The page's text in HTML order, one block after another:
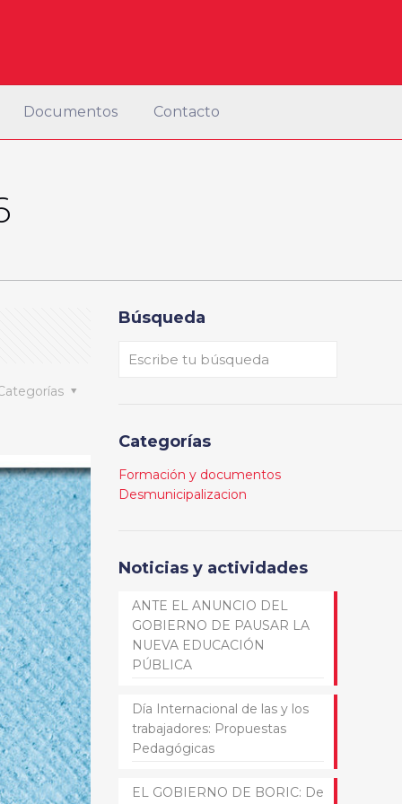
Documentos Contacto
Búsqueda
Categorías
Formación y documentos
Desmunicipalizacion
Noticias y actividades
ANTE EL ANUNCIO DEL
GOBIERNO DE PAUSAR LA
NUEVA EDUCACIÓN
PÚBLICA
Día Internacional de las y los
trabajadores: Propuestas
Pedagógicas
EL GOBIERNO DE BORIC: De